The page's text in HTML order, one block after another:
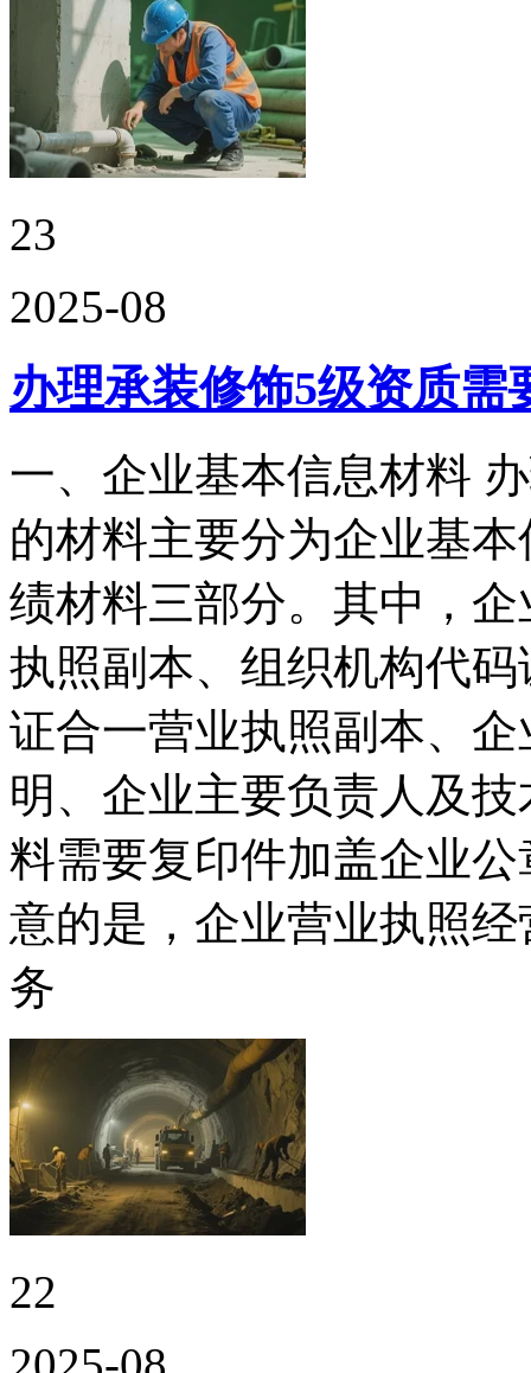
23
2025-08
办理承装修饰5级资质需
一、企业基本信息材料
的材料主要分为企业基
绩材料三部分。其中，
执照副本、组织机构代
证合一营业执照副本、
明、企业主要负责人及
料需要复印件加盖企业
意的是，企业营业执照
务
22